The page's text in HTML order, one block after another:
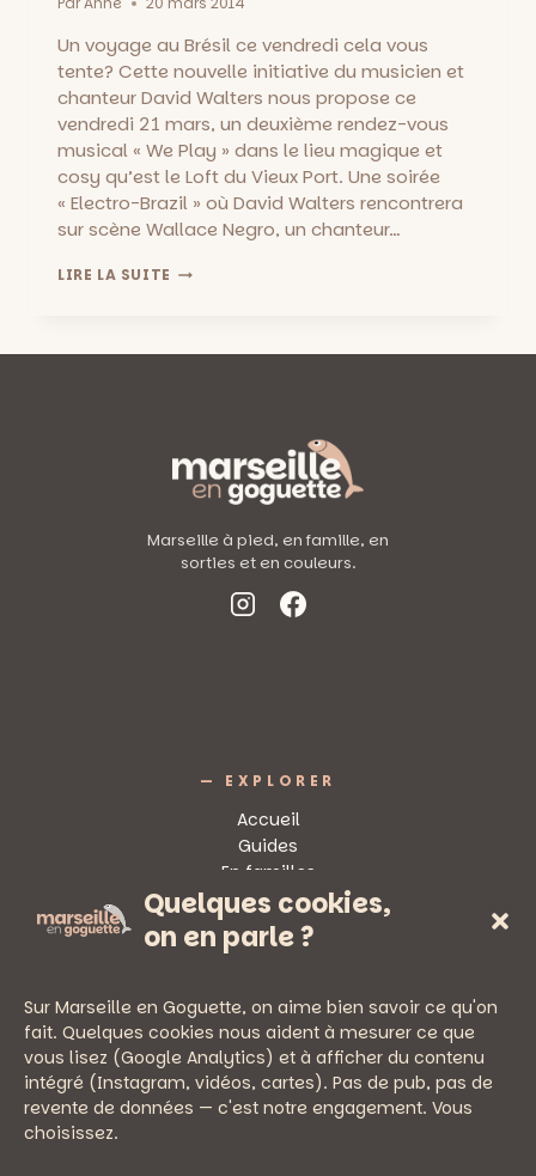
Quelques cookies,
on en parle ?
Sur Marseille en Goguette, on aime bien savoir ce qu'on
fait. Quelques cookies nous aident à mesurer ce que
vous lisez (Google Analytics) et à afficher du contenu
intégré (Instagram, vidéos, cartes). Pas de pub, pas de
revente de données — c'est notre engagement. Vous
choisissez.
Un voyage au Brésil ce vendredi cela vous
tente? Cette nouvelle initiative du musicien et
chanteur David Walters nous propose ce
vendredi 21 mars, un deuxième rendez-vous
musical « We Play » dans le lieu magique et
cosy qu’est le Loft du Vieux Port. Une soirée
« Electro-Brazil » où David Walters rencontrera
sur scène Wallace Negro, un chanteur…
LIRE LA SUITE ELECTRO
DU
WALTERS
+
WALLACE
VEND.
21
Marseille à pied, en famille, en
sorties et en couleurs.
— EXPLORER
Accueil
Guides
En familles
Sorties
— PRATIQUE
Newsletter